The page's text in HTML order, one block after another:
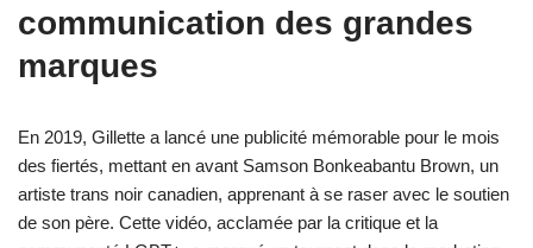
communication des grandes
marques
En 2019, Gillette a lancé une publicité mémorable pour le mois
des fiertés, mettant en avant Samson Bonkeabantu Brown, un
artiste trans noir canadien, apprenant à se raser avec le soutien
de son père. Cette vidéo, acclamée par la critique et la